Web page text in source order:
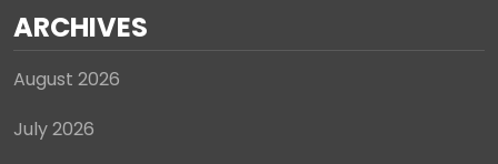
ARCHIVES
August 2026
July 2026